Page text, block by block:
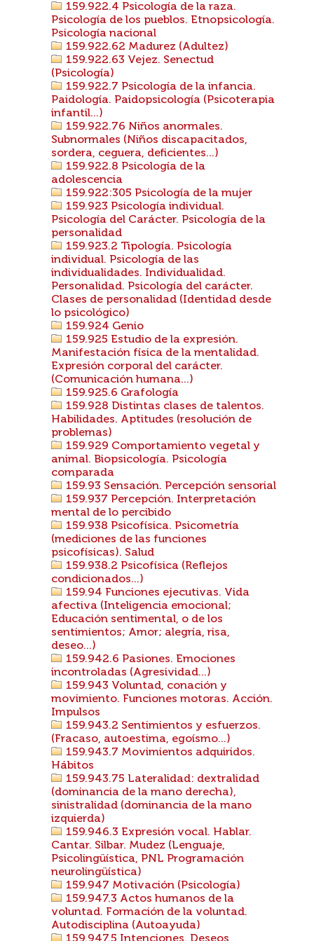
159.922.4 Psicología de la raza.
Psicología de los pueblos. Etnopsicología.
Psicología nacional
159.922.62 Madurez (Adultez)
159.922.63 Vejez. Senectud
(Psicología)
159.922.7 Psicología de la infancia.
Paidología. Paidopsicología (Psicoterapia
infantil...)
159.922.76 Niños anormales.
Subnormales (Niños discapacitados,
sordera, ceguera, deficientes...)
159.922.8 Psicología de la
adolescencia
159.922:305 Psicología de la mujer
159.923 Psicología individual.
Psicología del Carácter. Psicología de la
personalidad
159.923.2 Tipología. Psicología
individual. Psicología de las
individualidades. Individualidad.
Personalidad. Psicología del carácter.
Clases de personalidad (Identidad desde
lo psicológico)
159.924 Genio
159.925 Estudio de la expresión.
Manifestación física de la mentalidad.
Expresión corporal del carácter.
(Comunicación humana...)
159.925.6 Grafología
159.928 Distintas clases de talentos.
Habilidades. Aptitudes (resolución de
problemas)
159.929 Comportamiento vegetal y
animal. Biopsicología. Psicología
comparada
159.93 Sensación. Percepción sensorial
159.937 Percepción. Interpretación
mental de lo percibido
159.938 Psicofísica. Psicometría
(mediciones de las funciones
psicofísicas). Salud
159.938.2 Psicofísica (Reflejos
condicionados...)
159.94 Funciones ejecutivas. Vida
afectiva (Inteligencia emocional;
Educación sentimental, o de los
sentimientos; Amor; alegría, risa,
deseo...)
159.942.6 Pasiones. Emociones
incontroladas (Agresividad...)
159.943 Voluntad, conación y
movimiento. Funciones motoras. Acción.
Impulsos
159.943.2 Sentimientos y esfuerzos.
(Fracaso, autoestima, egoísmo...)
159.943.7 Movimientos adquiridos.
Hábitos
159.943.75 Lateralidad: dextralidad
(dominancia de la mano derecha),
sinistralidad (dominancia de la mano
izquierda)
159.946.3 Expresión vocal. Hablar.
Cantar. Silbar. Mudez (Lenguaje,
Psicolingüística, PNL Programación
neurolingüística)
159.947 Motivación (Psicología)
159.947.3 Actos humanos de la
voluntad. Formación de la voluntad.
Autodisciplina (Autoayuda)